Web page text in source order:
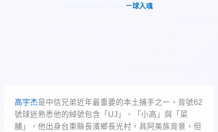
ㄧ球入魂
高宇杰是中信兄弟近年最重要的本土捕手之一，背號62
號球迷熟悉他的綽號包含「UJ」、「小高」與「菜
脯」，他出身台東縣長濱鄉長光村，具阿美族背景，但